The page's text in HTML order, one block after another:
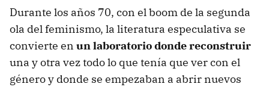
Durante los años 70, con el boom de la segunda
ola del feminismo, la literatura especulativa se
convierte en un laboratorio donde reconstruir
una y otra vez todo lo que tenía que ver con el
género y donde se empezaban a abrir nuevos